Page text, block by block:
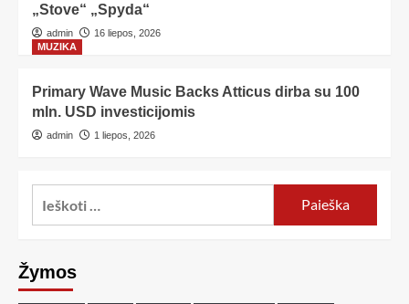
„Stove“ „Spyda“
admin
16 liepos, 2026
MUZIKA
Primary Wave Music Backs Atticus dirba su 100
mln. USD investicijomis
admin 1 liepos, 2026
Žymos